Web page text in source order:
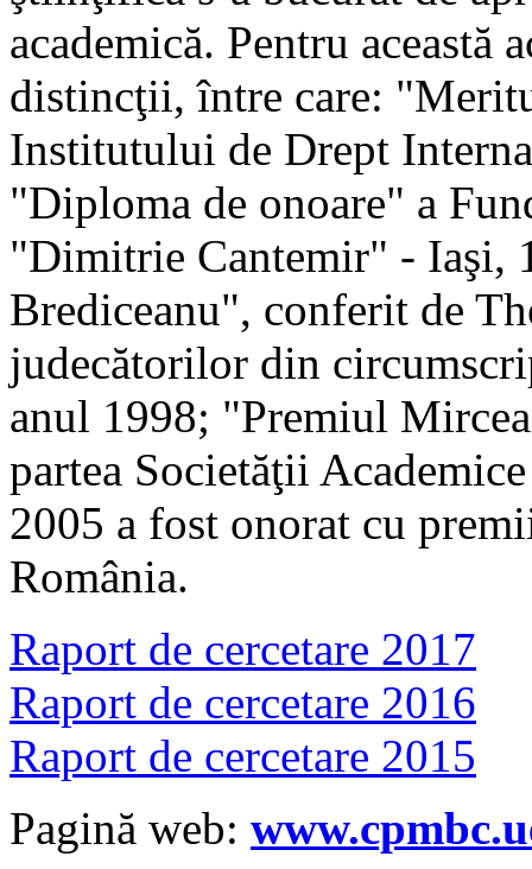
academică. Pentru
distincţii, între care:
Institutului de Drept
"Diploma de onoare" a
"Dimitrie Cantemir" -
Brediceanu", conferit de
judecătorilor din
anul 1998; "Premiul
partea Societăţii
2005 a fost onorat cu
România.
Raport de cercetare 2017
Raport de cercetare 2016
Raport de cercetare 2015
Pagină web: